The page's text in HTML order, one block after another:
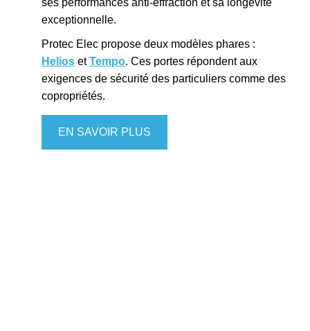
ses performances anti-effraction et sa longévité
exceptionnelle.
Protec Elec propose deux modèles phares :
Helios etTempo. Ces portes répondent aux
exigences de sécurité des particuliers comme des
copropriétés.
EN SAVOIR PLUS